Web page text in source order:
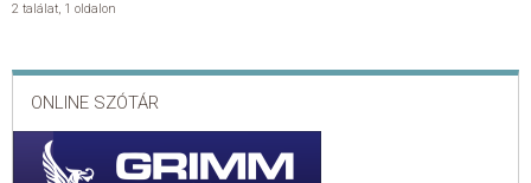
2 találat, 1 oldalon
ONLINE SZÓTÁR